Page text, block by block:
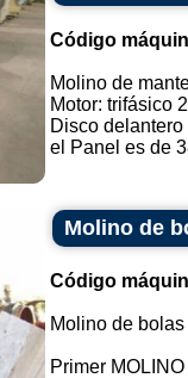
Código
Molino de
Motor: trifásico
Disco
el Panel es de
Molino de
Código
Molino de
Primer